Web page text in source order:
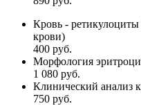
Кровь - ретикулоциты
крови)
400 руб.
Морфология
1 080 руб.
Клинический анализ
750 руб.